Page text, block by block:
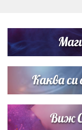
Братя Аргирови я
Каква си
Виж